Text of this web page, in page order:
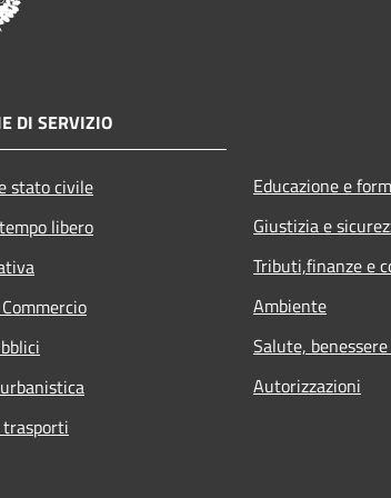
DI SERVIZIO
stato civile
libero
Educazione e
Giustizia e
Tributi,finanze e
Ambiente
Salute,
Autorizzazioni